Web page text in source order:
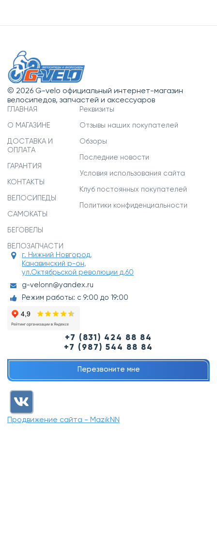
© 2026 G-velo официальный интернет-магазин
велосипедов, запчастей и аксессуаров
ГЛАВНАЯ
О МАГАЗИНЕ
ДОСТАВКА И
ОПЛАТА
ГАРАНТИЯ
КОНТАКТЫ
ВЕЛОСИПЕДЫ
САМОКАТЫ
БЕГОВЕЛЫ
ВЕЛОЗАПЧАСТИ
Реквизиты
Отзывы наших покупателей
Обзоры
Последние новости
Условия использования сайта
Клуб постоянных покупателей
Политики конфиденциальности
г. Нижний Новгород,
Канавинский р-он,
ул.Октябрьской революции д.60
g-velonn@yandex.ru
Режим работы: с 9:00 до 19:00
+7 (831) 424 88 84
+7 (987) 544 88 84
Перезвоните мне
Продвижение сайта - MazikNN